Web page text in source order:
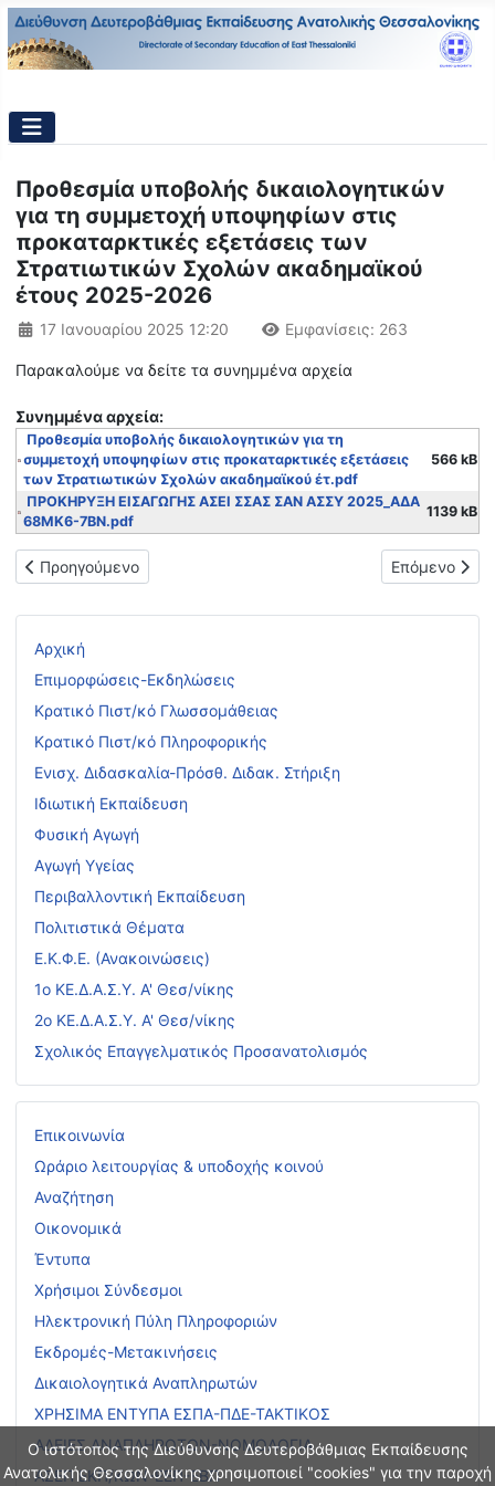
Ο ιστότοπος της Διεύθυνσης Δευτεροβάθμιας Εκπαίδευσης
Ανατολικής Θεσσαλονίκης χρησιμοποιεί "cookies" για την παροχή
Αρχική
Επιμορφώσεις-Εκδηλώσεις
Κρατικό Πιστ/κό Γλωσσομάθειας
Κρατικό Πιστ/κό Πληροφορικής
Ενισχ. Διδασκαλία-Πρόσθ. Διδακ. Στήριξη
Ιδιωτική Εκπαίδευση
Φυσική Αγωγή
Αγωγή Υγείας
Περιβαλλοντική Εκπαίδευση
Πολιτιστικά Θέματα
Ε.Κ.Φ.Ε. (Ανακοινώσεις)
1ο ΚΕ.Δ.Α.Σ.Υ. Α' Θεσ/νίκης
2ο ΚΕ.Δ.Α.Σ.Υ. Α' Θεσ/νίκης
Σχολικός Επαγγελματικός Προσανατολισμός
Επικοινωνία
Ωράριο λειτουργίας & υποδοχής κοινού
Αναζήτηση
Οικονομικά
Έντυπα
Χρήσιμοι Σύνδεσμοι
Ηλεκτρονική Πύλη Πληροφοριών
Εκδρομές-Μετακινήσεις
Δικαιολογητικά Αναπληρωτών
ΧΡΗΣΙΜΑ ΕΝΤΥΠΑ ΕΣΠΑ-ΠΔΕ-ΤΑΚΤΙΚΟΣ
ΑΔΕΙΕΣ ΑΝΑΠΛΗΡΩΤΩΝ-ΝΟΜΟΛΟΓΙΑ
ΑΣΕΠ ΕΚΠ/ΚΩΝ-ΕΕΠ-ΕΒΠ
Προθεσμία υποβολής δικαιολογητικών
για τη συμμετοχή υποψηφίων στις
προκαταρκτικές εξετάσεις των
Στρατιωτικών Σχολών ακαδημαϊκού
έτους 2025-2026
Λεπτομέρειες
17 Ιανουαρίου 2025 12:20 Εμφανίσεις: 263
Παρακαλούμε να δείτε τα συνημμένα αρχεία
Συνημμένα αρχεία:
Προθεσμία υποβολής δικαιολογητικών για τη
συμμετοχή υποψηφίων στις προκαταρκτικές εξετάσεις
των Στρατιωτικών Σχολών ακαδημαϊκού έτ.pdf
566 kB
ΠΡΟΚΗΡΥΞΗ ΕΙΣΑΓΩΓΗΣ ΑΣΕΙ ΣΣΑΣ ΣΑΝ ΑΣΣΥ 2025_ΑΔΑ
68ΜΚ6-7ΒΝ.pdf
1139 kB
Προηγούμενο άρθρο: Προθεσμία υποβολής δικαιολογητικών
Προηγούμενο Επόμενο
Επόμενο